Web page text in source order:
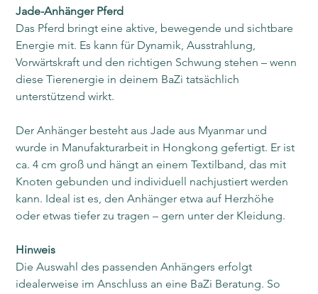
Jade-Anhänger Pferd
Das Pferd bringt eine aktive, bewegende und sichtbare
Energie mit. Es kann für Dynamik, Ausstrahlung,
Vorwärtskraft und den richtigen Schwung stehen – wenn
diese Tierenergie in deinem BaZi tatsächlich
unterstützend wirkt.
Der Anhänger besteht aus Jade aus Myanmar und
wurde in Manufakturarbeit in Hongkong gefertigt. Er ist
ca. 4 cm groß und hängt an einem Textilband, das mit
Knoten gebunden und individuell nachjustiert werden
kann. Ideal ist es, den Anhänger etwa auf Herzhöhe
oder etwas tiefer zu tragen – gern unter der Kleidung.
Hinweis
Die Auswahl des passenden Anhängers erfolgt
idealerweise im Anschluss an eine BaZi Beratung. So